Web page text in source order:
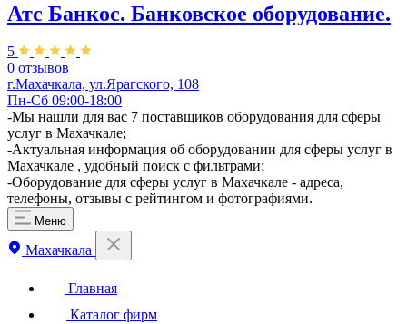
Атс Банкос. Банковское оборудование.
5
0 отзывов
г.Махачкала, ул.Ярагского, 108
Пн-Сб 09:00-18:00
​-Мы нашли для вас 7 поставщиков оборудования для сферы
услуг в Махачкале;
-Актуальная информация об оборудовании для сферы услуг в
Махачкале , удобный поиск с фильтрами;
-Оборудование для сферы услуг в Махачкале - адреса,
телефоны, отзывы с рейтингом и фотографиями.
Меню
Махачкала
Главная
Каталог фирм